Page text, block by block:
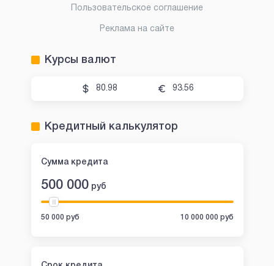
Пользовательское соглашение
Реклама на сайте
Курсы валют
80.98 93.56
Кредитный калькулятор
Сумма кредита
500 000 руб
50 000 руб 10 000 000 руб